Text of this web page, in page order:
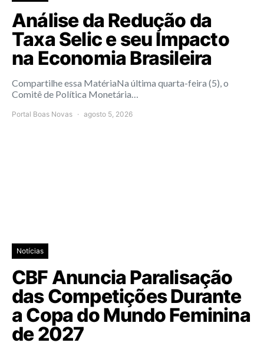
Análise da Redução da
Taxa Selic e seu Impacto
na Economia Brasileira
Compartilhe essa MatériaNa última quarta-feira (5), o
Comitê de Política Monetária…
Portal Boas Novas agosto 5, 2026
Notícias
CBF Anuncia Paralisação
das Competições Durante
a Copa do Mundo Feminina
de 2027